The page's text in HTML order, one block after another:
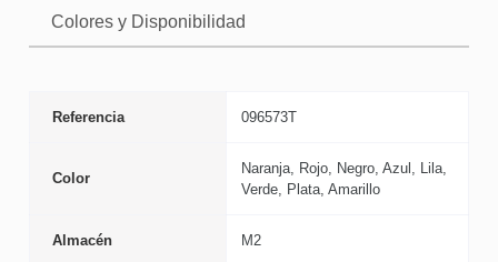
Colores y Disponibilidad
Referencia 096573T
Color
Naranja, Rojo, Negro, Azul, Lila,
Verde, Plata, Amarillo
Almacén M2